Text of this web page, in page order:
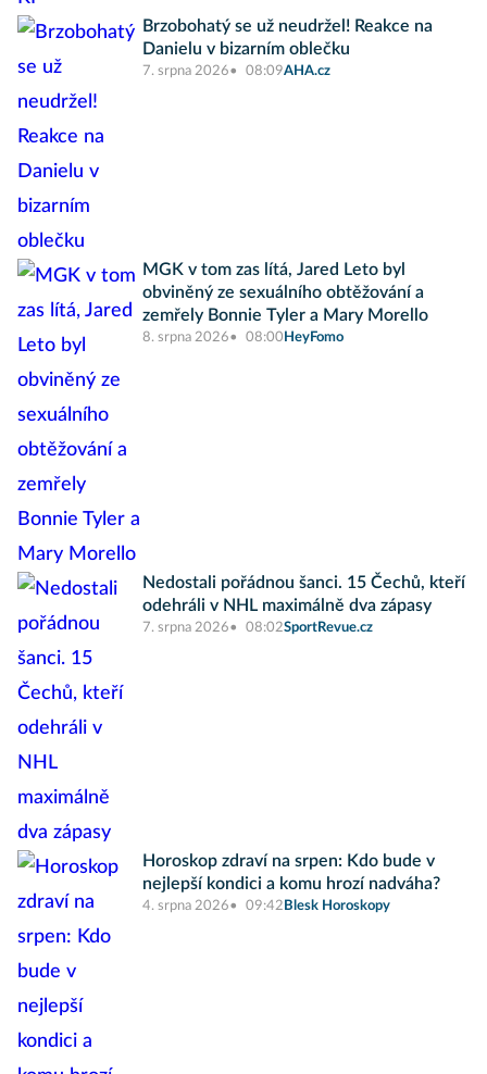
Brzobohatý se už neudržel! Reakce na
Danielu v bizarním oblečku
7. srpna 2026 08:09AHA.cz
MGK v tom zas lítá, Jared Leto byl
obviněný ze sexuálního obtěžování a
zemřely Bonnie Tyler a Mary Morello
8. srpna 2026 08:00 HeyFomo
Nedostali pořádnou šanci. 15 Čechů, kteří
odehráli v NHL maximálně dva zápasy
7. srpna 2026 08:02SportRevue.cz
Horoskop zdraví na srpen: Kdo bude v
nejlepší kondici a komu hrozí nadváha?
4. srpna 2026 09:42 Blesk Horoskopy